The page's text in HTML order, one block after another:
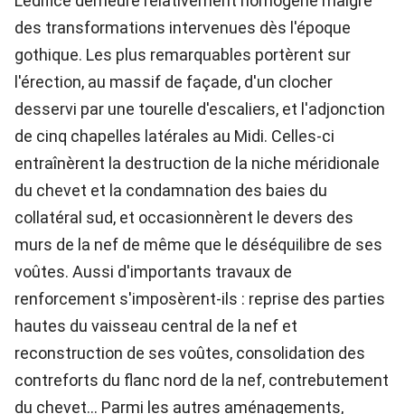
des transformations intervenues dès l'époque
gothique. Les plus remarquables portèrent sur
l'érection, au massif de façade, d'un clocher
desservi par une tourelle d'escaliers, et l'adjonction
de cinq chapelles latérales au Midi. Celles-ci
entraînèrent la destruction de la niche méridionale
du chevet et la condamnation des baies du
collatéral sud, et occasionnèrent le devers des
murs de la nef de même que le déséquilibre de ses
voûtes. Aussi d'importants travaux de
renforcement s'imposèrent-ils : reprise des parties
hautes du vaisseau central de la nef et
reconstruction de ses voûtes, consolidation des
contreforts du flanc nord de la nef, contrebutement
du chevet… Parmi les autres aménagements,